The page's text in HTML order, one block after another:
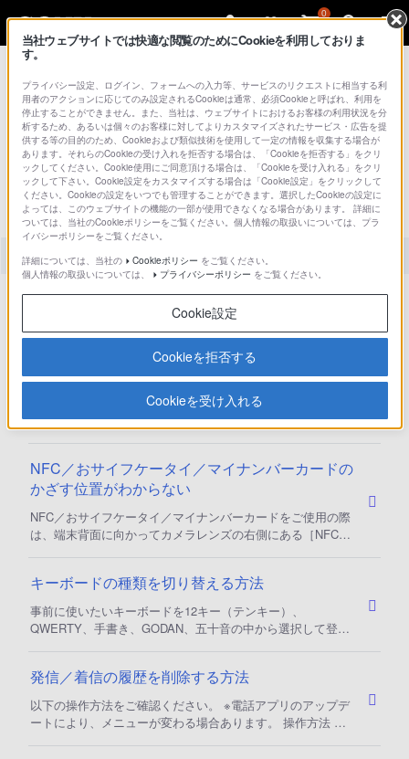
0
Xperia 1 VIII SOG17
主な仕様 特長
全て ダウンロード 取扱説明書
製品に関する重要なお知らせ
お知らせ
Q&A:103
NFC／おサイフケータイ／マイナンバーカードの
かざす位置がわからない
NFC／おサイフケータイ／マイナンバーカードをご使用の際
は、端末背面に向かってカメラレンズの右側にある［NFC/
説明書やヘルプガイドを参照ください。 Xperia取扱説明書
NFC／おサイフケータイ 取扱説明書やヘルプガイド内の
「リーダー/ライターとデータをやり取りする」または、
「対向機にかざす際の注意事項」の項目をご確認ください。
キーボードの種類を切り替える方法
事前に使いたいキーボードを12キー（テンキー）、
QWERTY、手書き、GODAN、五十音の中から選択して登録
から歯車アイコンが現れたら指を離す 言語から日本語をタ
ップする 上部に使用できるキーボードが表示されたら、使
いたいキーボードのラジオボタンをタップします。（オンに
する） 完了をタップする 参考情報
発信／着信の履歴を削除する方法
以下の操作方法をご確認ください。 ※電話アプリのアップデ
ートにより、メニューが変わる場合あります。 操作方法 電
当社ウェブサイトでは快適な閲覧のためにCookieを利用しておりま
す。
プライバシー設定、ログイン、フォームへの入力等、サービスのリクエストに相当する利
用者のアクションに応じてのみ設定されるCookieは通常、必須Cookieと呼ばれ、利用を
停止することができません。また、当社は、ウェブサイトにおけるお客様の利用状況を分
析するため、あるいは個々のお客様に対してよりカスタマイズされたサービス・広告を提
供する等の目的のため、Cookieおよび類似技術を使用して一定の情報を収集する場合が
あります。それらのCookieの受け入れを拒否する場合は、「Cookieを拒否する」をクリ
ックしてください。Cookie使用にご同意頂ける場合は、「Cookieを受け入れる」をクリ
ックして下さい。Cookie設定をカスタマイズする場合は「Cookie設定」をクリックして
ください。Cookieの設定をいつでも管理することができます。選択したCookieの設定に
よっては、このウェブサイトの機能の一部が使用できなくなる場合があります。 詳細に
ついては、当社のCookieポリシーをご覧ください。個人情報の取扱いについては、プラ
イバシーポリシーをご覧ください。
詳細については、当社の
Cookieポリシー をご覧ください。
個人情報の取扱いについては、
プライバシーポリシー をご覧ください。
Cookie設定
Cookieを拒否する
Cookieを受け入れる